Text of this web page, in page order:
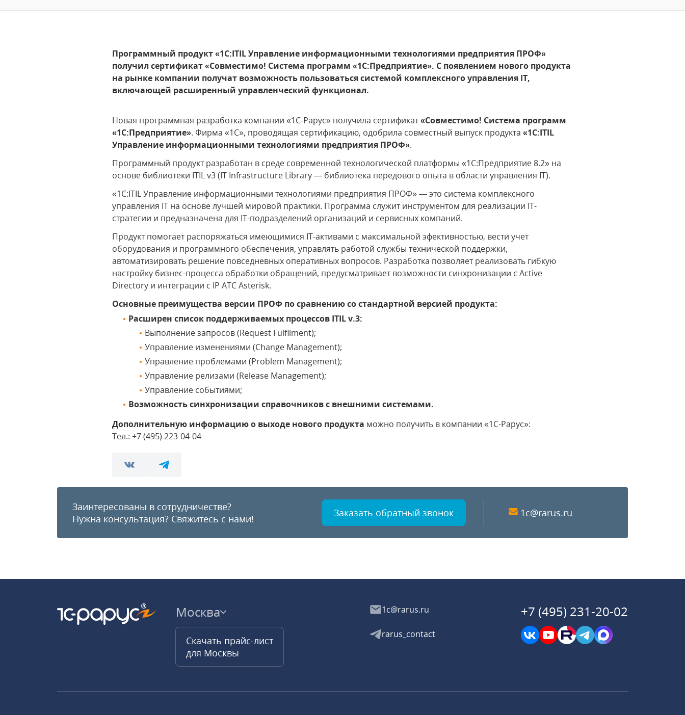
Программный продукт «1C:ITIL Управление информационными технологиями предприятия ПРОФ»
получил сертификат «Совместимо! Система программ «1С:Предприятие». С появлением нового продукта
на рынке компании получат возможность пользоваться системой комплексного управления IT,
включающей расширенный управленческий функционал.
Новая программная разработка компании «1С-Рарус» получила сертификат«Совместимо! Система программ
«1С:Предприятие». Фирма «1С», проводящая сертификацию, одобрила совместный выпуск продукта «1C:ITIL
Управление информационными технологиями предприятия ПРОФ».
Программный продукт разработан в среде современной технологической платформы «1С:Предприятие 8.2» на
основе библиотеки ITIL v3 (IT Infrastructure Library — библиотека передового опыта в области управления IT).
«1C:ITIL Управление информационными технологиями предприятия ПРОФ» — это система комплексного
управления IT на основе лучшей мировой практики. Программа служит инструментом для реализации IT-
стратегии и предназначена для IT-подразделений организаций и сервисных компаний.
Продукт помогает распоряжаться имеющимися IT-активами с максимальной эфективностью, вести учет
оборудования и программного обеспечения, управлять работой службы технической поддержки,
автоматизировать решение повседневных оперативных вопросов. Разработка позволяет реализовать гибкую
настройку бизнес-процесса обработки обращений, предусматривает возможности синхронизации с Active
Directory и интеграции с IP АТС Asterisk.
Основные преимущества версии ПРОФ по сравнению со стандартной версией продукта:
Расширен список поддерживаемых процессов ITIL v.3:
Выполнение запросов (Request Fulfilment);
Управление изменениями (Change Management);
Управление проблемами (Problem Management);
Управление релизами (Release Management);
Управление событиями;
Возможность синхронизации справочников с внешними системами.
Дополнительную информацию о выходе нового продукта можно получить в компании «1С-Рарус»:
Тел.: +7 (495) 223-04-04
Заинтересованы в сотрудничестве?
Нужна консультация? Свяжитесь с нами! Заказать обратный звонок 1c@rarus.ru
Москва
Скачать прайс-лист
для Москвы
1c@rarus.ru
rarus_contact
+7 (495) 231-20-02